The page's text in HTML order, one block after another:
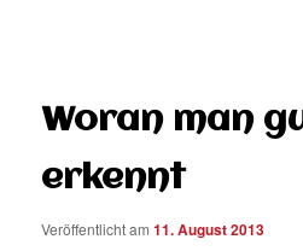
Woran man
erkennt
Veröffentlicht am11. August 2013